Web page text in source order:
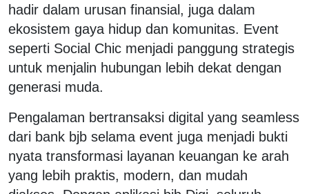
hadir dalam urusan finansial, juga dalam
ekosistem gaya hidup dan komunitas. Event
seperti Social Chic menjadi panggung strategis
untuk menjalin hubungan lebih dekat dengan
generasi muda.
Pengalaman bertransaksi digital yang seamless
dari bank bjb selama event juga menjadi bukti
nyata transformasi layanan keuangan ke arah
yang lebih praktis, modern, dan mudah